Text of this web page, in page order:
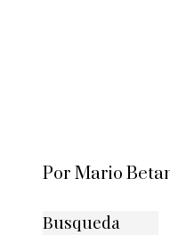
Por Mario
Busqueda